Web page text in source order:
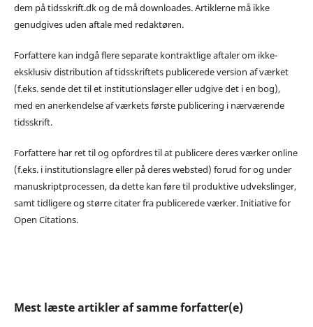
dem på tidsskrift.dk og de må downloades. Artiklerne må ikke
genudgives uden aftale med redaktøren.
Forfattere kan indgå flere separate kontraktlige aftaler om ikke-
eksklusiv distribution af tidsskriftets publicerede version af værket
(f.eks. sende det til et institutionslager eller udgive det i en bog),
med en anerkendelse af værkets første publicering i nærværende
tidsskrift.
Forfattere har ret til og opfordres til at publicere deres værker online
(f.eks. i institutionslagre eller på deres websted) forud for og under
manuskriptprocessen, da dette kan føre til produktive udvekslinger,
samt tidligere og større citater fra publicerede værker. Initiative for
Open Citations.
Mest læste artikler af samme forfatter(e)